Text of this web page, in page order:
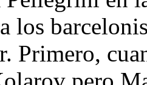
los
Primero,